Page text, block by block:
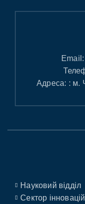
Адреса: : м.
Науковий відділ
Сектор